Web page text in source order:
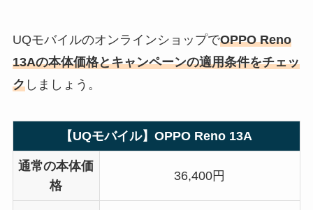
UQモバイルのオンラインショップでOPPO Reno
13Aの本体価格とキャンペーンの適用条件をチェッ
クしましょう。
【UQモバイル】OPPO Reno 13A
通常の本体価
格
36,400円